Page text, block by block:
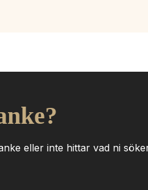
eller inte hittar vad ni